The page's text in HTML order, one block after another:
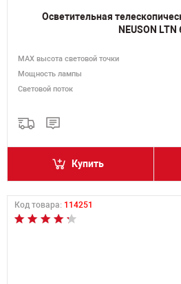
Осветительная
NEUSON LTN
MAX высота световой точки
Мощность лампы
Световой поток
Купить
Код товара: 114251